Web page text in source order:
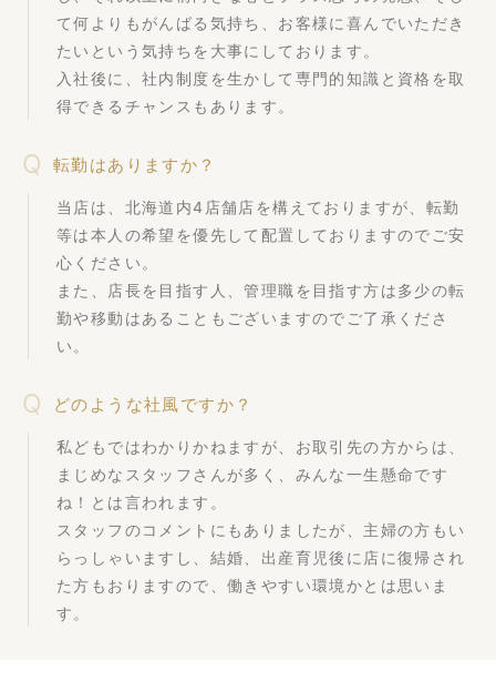
て何よりもがんばる気持ち、お客様に喜んでいただき
たいという気持ちを大事にしております。
入社後に、社内制度を生かして専門的知識と資格を取
得できるチャンスもあります。
転勤はありますか？
当店は、北海道内4店舗店を構えておりますが、転勤
等は本人の希望を優先して配置しておりますのでご安
心ください。
また、店長を目指す人、管理職を目指す方は多少の転
勤や移動はあることもございますのでご了承くださ
い。
どのような社風ですか？
私どもではわかりかねますが、お取引先の方からは、
まじめなスタッフさんが多く、みんな一生懸命です
ね！とは言われます。
スタッフのコメントにもありましたが、主婦の方もい
らっしゃいますし、結婚、出産育児後に店に復帰され
た方もおりますので、働きやすい環境かとは思いま
す。